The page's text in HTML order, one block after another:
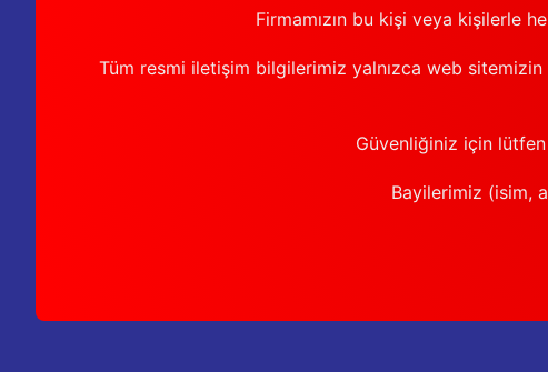
Firmamızın bu kişi veya kişilerle
Tüm resmi iletişim bilgilerimiz yalnızca web sitemizin
Güvenliğiniz için
Bayilerimiz (isim,